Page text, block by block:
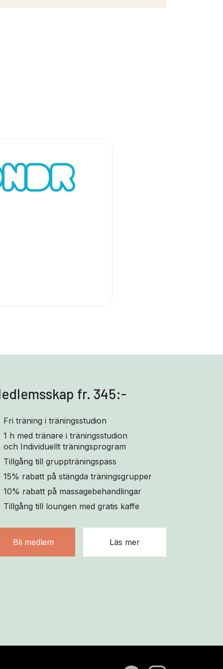
fr. 345:-
Fri träning i träningsstudion
1 h med tränare i träningsstudion
och Individuellt träningsprogram
Tillgång till gruppträningspass
15% rabatt på stängda träningsgrupper
10% rabatt på massagebehandlingar
Tillgång till loungen med gratis kaffe
Bli medlem Läs mer